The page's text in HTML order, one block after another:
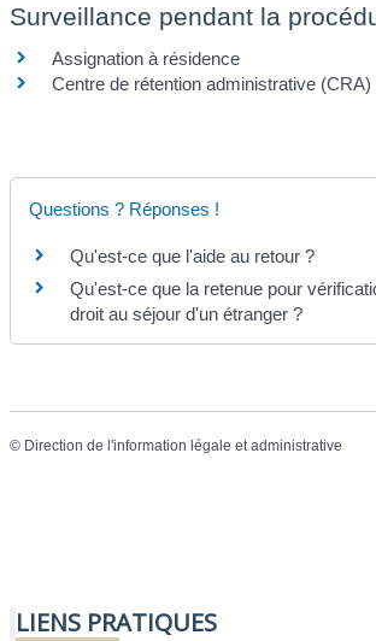
Surveillance pendant la
Assignation à résidence
Centre de rétention administrative (CRA)
Questions ? Réponses !
Qu'est-ce que l'aide au retour ?
Qu'est-ce que la retenue pour
droit au séjour d'un étranger ?
© Direction de l'information légale et administrative
LIENS PRATIQUES